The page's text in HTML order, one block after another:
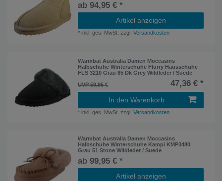
ab 94,95 € *
Artikel anzeigen
* inkl. ges. MwSt. zzgl.Versandkosten
Warmbat Australia Damen Moccasins
Halbschuhe Winterschuhe Flurry Hausschuhe
FLS 3210 Grau 85 Dk Grey Wildleder / Suede
UVP 59,95 €
47,36 € *
In den Warenkorb
* inkl. ges. MwSt. zzgl.Versandkosten
Warmbat Australia Damen Moccasins
Halbschuhe Winterschuhe Kampi KMP3480
Grau 51 Stone Wildleder / Suede
ab 99,95 € *
Artikel anzeigen